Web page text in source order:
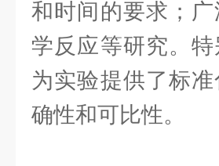
和时间的要求；
学反应等研究。
为实验提供了标
确性和可比性。